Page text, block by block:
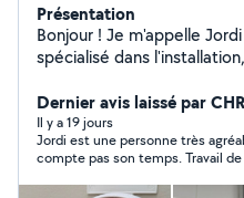
Présentation
Bonjour ! Je m'appelle Jordi , électricien qualifié,
spécialisé dans
commerciaux. Avec plus de 3 années d'expérience, je
propose des services sûrs,
Installations complètes,
LED, tableaux électriques,
mise à la terre et
Dernier avis laissé par
Il y a 19 jours
Jordi est une personne très
compte pas son temps. Travail
contacter ; vous ne le regretterez